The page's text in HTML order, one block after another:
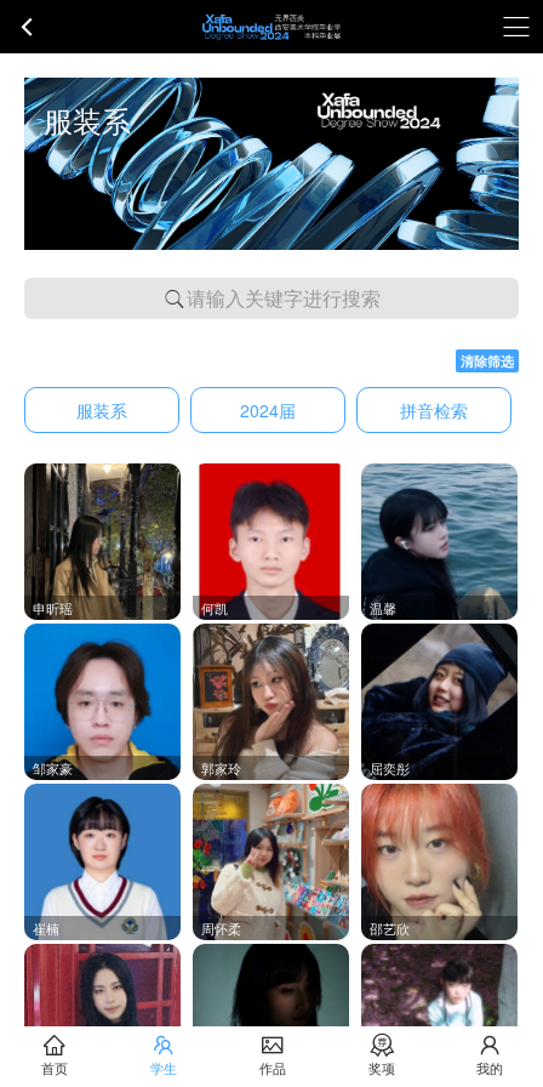
首页 学生 作品 奖项 我的
服装系
请输入关键字进行搜索
清除筛选
服装系 2024届 拼音检索
申昕瑶 何凯 温馨
邹家豪 郭家玲 屈奕彤
崔楠 周怀柔 邵艺欣